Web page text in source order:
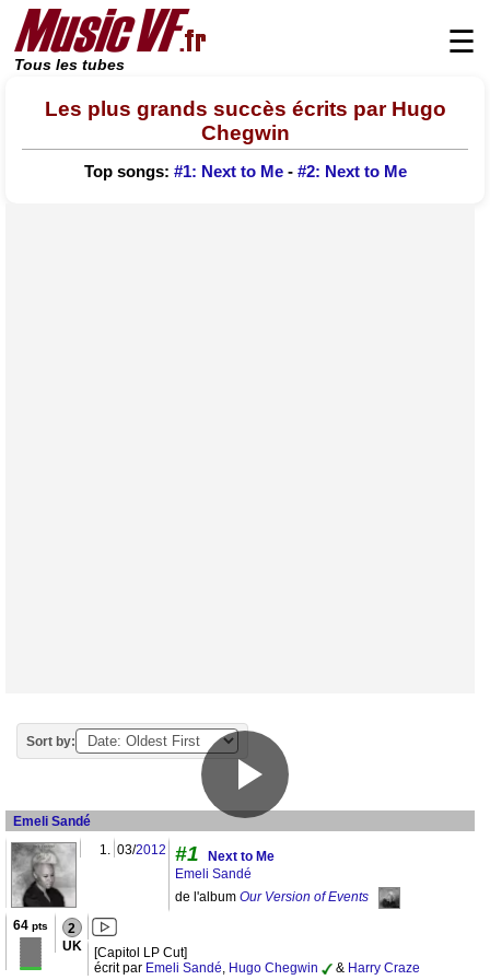
Tous les tubes
☰
Les plus grands succès écrits par Hugo
Chegwin
Top songs: #1: Next to Me- #2: Next to Me
Sort by:
Emeli Sandé
1. 03/2012 #1
Next to Me
Emeli Sandé
de l'album Our Version of Events
64 pts 2
UK
[Capitol LP Cut]
écrit par Emeli Sandé, Hugo Chegwin & Harry Craze